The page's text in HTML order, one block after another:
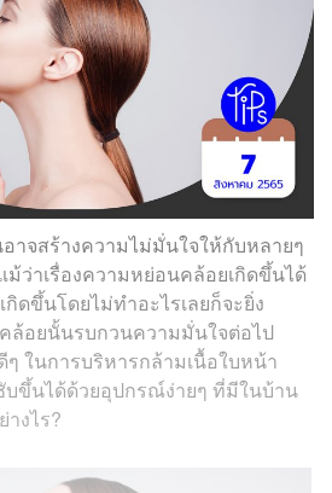
าจสร้างความไม่มั่นใจให้กับหลายๆ
ม้ว่าเรื่องความหย่อนคล้อยเกิดขึ้นได้
ดขึ้นโดยไม่ทำอะไรเลยก็จะยิ่ง
ล้อยนั้นรบกวนความมั่นใจต่อไป
ในการบริหารกล้ามเนื้อใบหน้า
บขึ้นได้ด้วยอุปกรณ์ง่ายๆ ที่มีในบ้าน
างไร?